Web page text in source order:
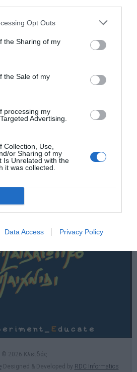
Opt Outs
the Sharing of my
the Sale of my
processing my
Advertising.
Collection, Use,
or Sharing of my
Is Unrelated with the
it was collected.
Data Access Privacy Policy
Θυμήσου με
© 2026 Κλειδάς
Designed & Developed by RDC Informatics